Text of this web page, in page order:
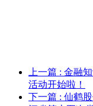
上一篇 : 金融
活动开始啦！
下一篇 : 仙鹤